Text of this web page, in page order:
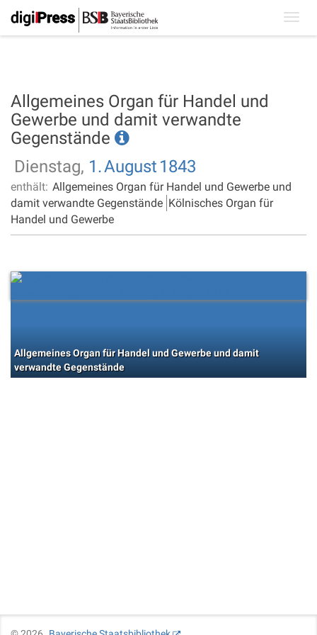
Allgemeines Organ für Handel und
Gewerbe und damit verwandte
Gegenstände
Dienstag, 1.August 1843
enthält: Allgemeines Organ für Handel und Gewerbe und
damit verwandte Gegenstände Kölnisches Organ für
Handel und Gewerbe
Allgemeines Organ für Handel und Gewerbe und damit
verwandte Gegenstände